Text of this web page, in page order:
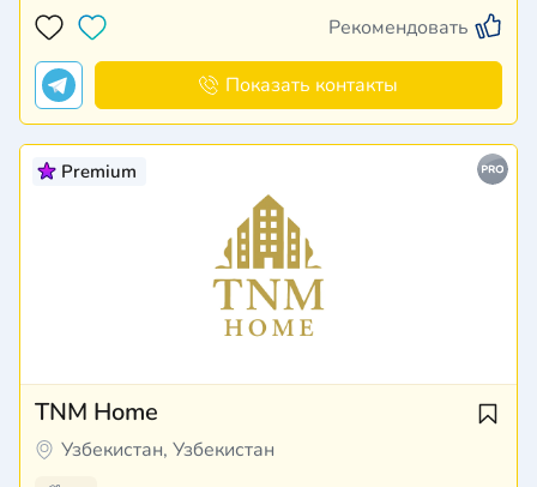
частных клиентов и корпоративных арендаторов.
Компания предлагает широкий выбор квартир на
краткосрочную и долгосрочную аренду, помогая
подобрать оптимальный вариант с учетом
бюджета,…
Рекомендовать
Показать контакты
Premium
TNM Home
Узбекистан, Узбекистан